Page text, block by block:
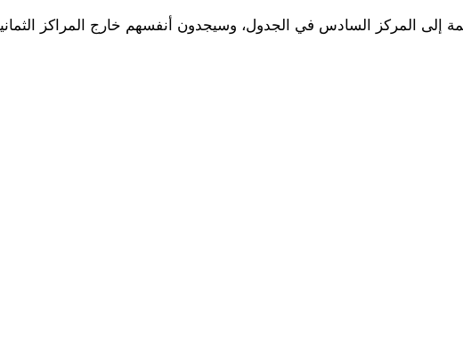
إلى المركز السادس في الجدول، وسيجدون أنفسهم خارج المراكز